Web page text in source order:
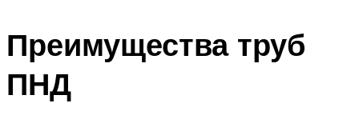
Преимущества труб
ПНД